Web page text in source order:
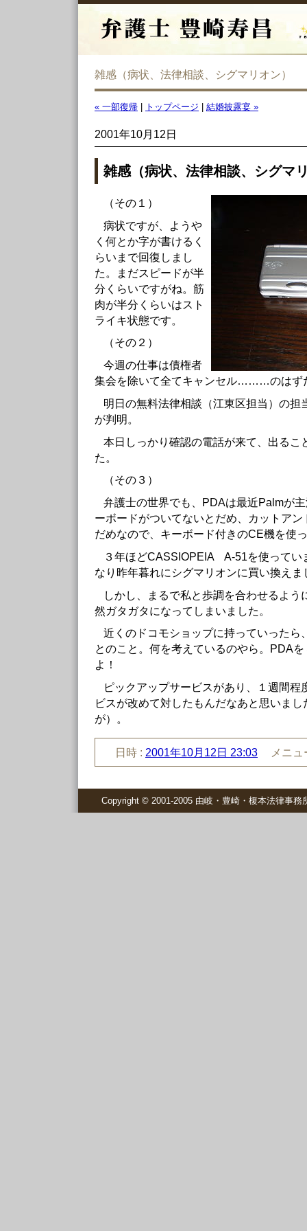
雑感（病状、法律相談、シグマリオン）
« 一部復帰 トップページ 結婚披露宴 »
2001年10月12日
雑感（病状、法律相談、シグマ
（その１）
病状ですが、ようや
く何とか字が書けるく
らいまで回復しまし
た。まだスピードが半
分くらいですがね。筋
肉が半分くらいはスト
ライキ状態です。
（その２）
今週の仕事は債権者
集会を除いて全てキャンセル………のはず
明日の無料法律相談（江東区担当）の担
が判明。
本日しっかり確認の電話が来て、出るこ
た。
（その３）
弁護士の世界でも、PDAは最近Palmが
ーボードがついてないとだめ、カットア
だめなので、キーボード付きのCE機を使
３年ほどCASSIOPEIA A-51を使ってい
なり昨年暮れにシグマリオンに買い換えま
しかし、まるで私と歩調を合わせるよう
然ガタガタになってしまいました。
近くのドコモショップに持っていったら
とのこと。何を考えているのやら。PDA
よ！
ピックアップサービスがあり、１週間程
ビスが改めて対したもんだなあと思いま
が）。
日時 : 2001年10月12日 23:03 メニ
Copyright © 2001-2005 由岐・豊崎・榎本法律事